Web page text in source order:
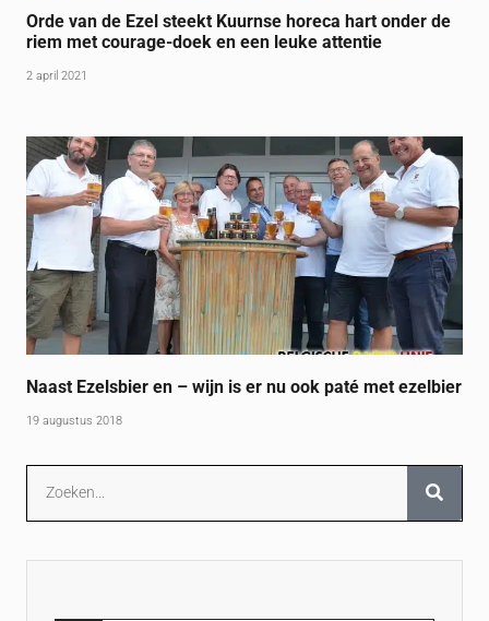
Orde van de Ezel steekt Kuurnse horeca hart onder de
riem met courage-doek en een leuke attentie
2 april 2021
Naast Ezelsbier en – wijn is er nu ook paté met ezelbier
19 augustus 2018